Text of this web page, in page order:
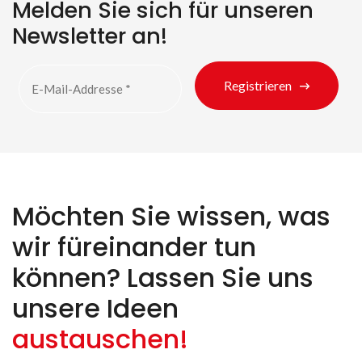
Melden Sie sich für unseren
Newsletter an!
Registrieren
Möchten Sie wissen, was
wir füreinander tun
können? Lassen Sie uns
unsere Ideen
austauschen!
Suche nach Produkten